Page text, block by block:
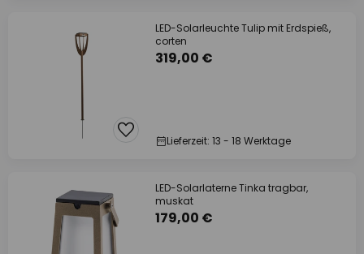
LED-Solarleuchte Tulip mit Erdspieß,
corten
319,00 €
Lieferzeit: 13 - 18 Werktage
LED-Solarlaterne Tinka tragbar,
muskat
179,00 €